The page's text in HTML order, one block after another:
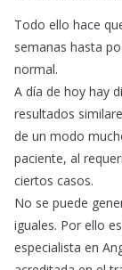
o
k
p
p
Todo ello hace
semanas hasta
normal.
A día de hoy hay
resultados
de un modo
paciente, al
ciertos casos.
No se puede
iguales. Por ello
especialista en